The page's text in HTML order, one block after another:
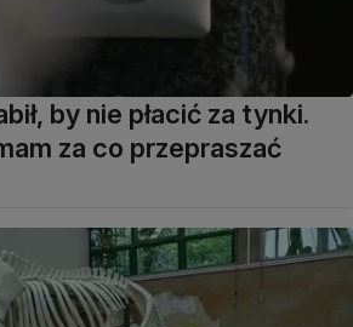
by nie płacić za tynki.
za co przepraszać